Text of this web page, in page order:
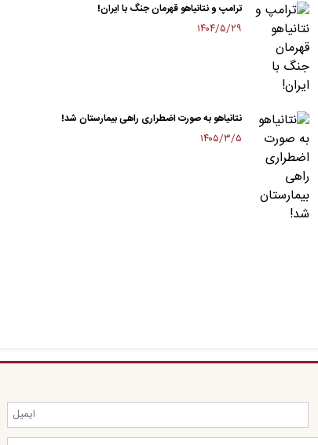
ترامپ و نتانیاهو قهرمان جنگ با ایران!
۱۴۰۴/۵/۲۹
نتانیاهو به صورت اضطراری راهی بیمارستان شد!
۱۴۰۵/۳/۵